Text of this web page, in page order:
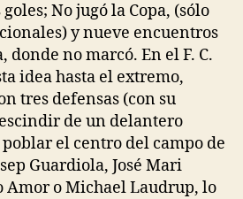
No jugó la Copa, (sólo
y nueve encuentros
donde no marcó. En el F. C.
idea hasta el extremo,
tres defensas (con su
de un delantero
el centro del campo de
Guardiola, José Mari
Amor o Michael Laudrup, lo